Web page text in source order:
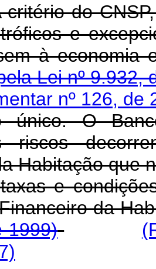
critério do
e
à economia
Lei nº 9.932,
nº 126, de
único. O
riscos
Habitação que
e
da
1999)